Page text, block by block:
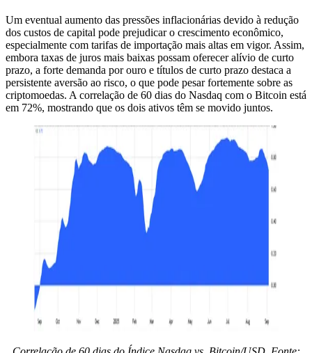
Um eventual aumento das pressões inflacionárias devido à redução
dos custos de capital pode prejudicar o crescimento econômico,
especialmente com tarifas de importação mais altas em vigor. Assim,
embora taxas de juros mais baixas possam oferecer alívio de curto
prazo, a forte demanda por ouro e títulos de curto prazo destaca a
persistente aversão ao risco, o que pode pesar fortemente sobre as
criptomoedas. A correlação de 60 dias do Nasdaq com o Bitcoin está
em 72%, mostrando que os dois ativos têm se movido juntos.